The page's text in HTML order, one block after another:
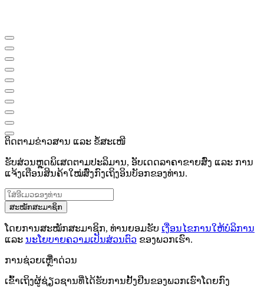
ຕິດຕາມຂ່າວສານ ແລະ ຂໍ້ສະເໜີ
ຮັບສ່ວນຫຼຸດພິເສດຕາມປະລິມານ, ອັບເດດລາຄາຂາຍສົ່ງ ແລະ ການ
ແຈ້ງເຕືອນສິນຄ້າໃໝ່ສົ່ງກົງເຖິງອິນບັອກຂອງທ່ານ.
ສະໝັກສະມາຊິກ
ໂດຍການສະໝັກສະມາຊິກ, ທ່ານຍອມຮັບ ເງື່ອນໄຂການໃຫ້ບໍລິການ
ແລະ ນະໂຍບາຍຄວາມເປັນສ່ວນຕົວ ຂອງພວກເຮົາ.
ການຊ່ວຍເຫຼືໍາດ່ວນ
ເຂົ້າເຖິງຜູ້ຊ່ຽວຊານທີ່ໄດ້ຮັບການຢັ້ງຢືນຂອງພວກເຮົາໂດຍກົງ